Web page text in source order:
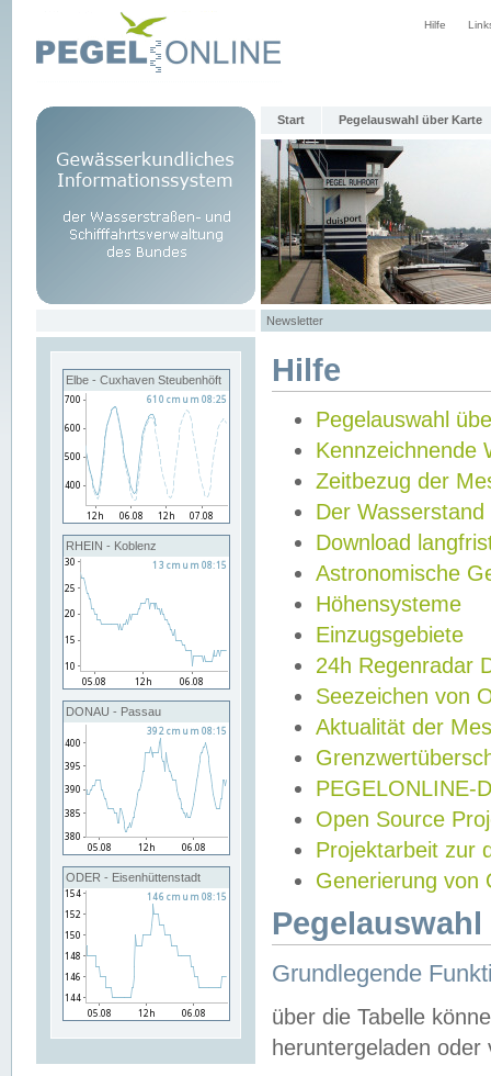
Hilfe
Start Pegelauswahl über Karte
Newsletter
Elbe - Cuxhaven Steubenhöft
RHEIN - Koblenz
DONAU - Passau
ODER - Eisenhüttenstadt
Hilfe
Pegelauswahl
Kennzeichnende
Zeitbezug der
Der Wasserstand
Download
Astronomische
Höhensysteme
Einzugsgebiete
24h Regenradar
Seezeichen von
Aktualität der
PEGELONLINE-
Open Source
Projektarbeit zur
Generierung von
Grundlegende
über die Tabelle
heruntergeladen oder